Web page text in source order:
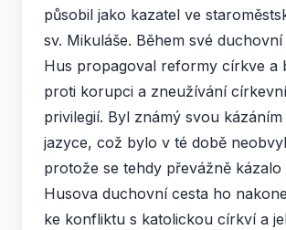
působil jako kazatel ve
sv. Mikuláše. Během své
Hus propagoval reformy církve a
proti korupci a zneužívání
privilegií. Byl známý svou
jazyce, což bylo v té době
protože se tehdy převážně kázalo
Husova duchovní cesta ho
ke konfliktu s katolickou církví a